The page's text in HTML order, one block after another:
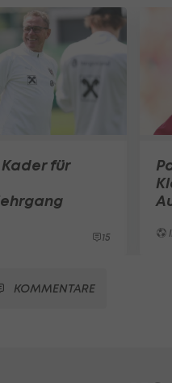
für
15
KOMMENTARE